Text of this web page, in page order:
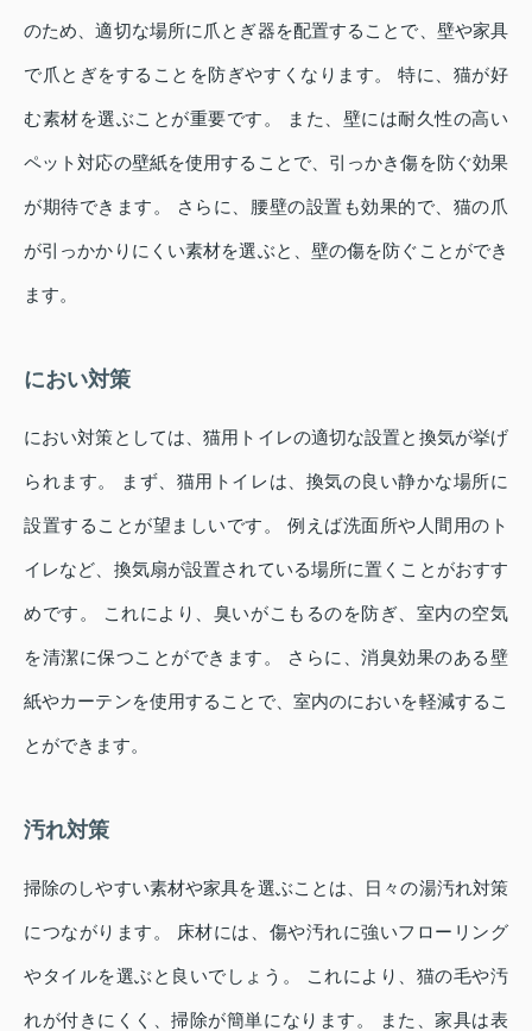
のため、適切な場所に爪とぎ器を配置することで、壁や家具
で爪とぎをすることを防ぎやすくなります。 特に、猫が好
む素材を選ぶことが重要です。 また、壁には耐久性の高い
ペット対応の壁紙を使用することで、引っかき傷を防ぐ効果
が期待できます。 さらに、腰壁の設置も効果的で、猫の爪
が引っかかりにくい素材を選ぶと、壁の傷を防ぐことができ
ます。
におい対策
におい対策としては、猫用トイレの適切な設置と換気が挙げ
られます。 まず、猫用トイレは、換気の良い静かな場所に
設置することが望ましいです。 例えば洗面所や人間用のト
イレなど、換気扇が設置されている場所に置くことがおすす
めです。 これにより、臭いがこもるのを防ぎ、室内の空気
を清潔に保つことができます。 さらに、消臭効果のある壁
紙やカーテンを使用することで、室内のにおいを軽減するこ
とができます。
汚れ対策
掃除のしやすい素材や家具を選ぶことは、日々の湯汚れ対策
につながります。 床材には、傷や汚れに強いフローリング
やタイルを選ぶと良いでしょう。 これにより、猫の毛や汚
れが付きにくく、掃除が簡単になります。 また、家具は表